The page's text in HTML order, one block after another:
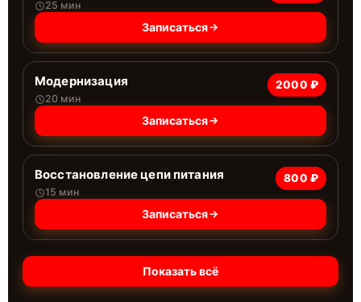
25 мин
Записаться
Модернизация
20 мин
2000 ₽
Записаться
Восстановление цепи питания
15 мин
800 ₽
Записаться
Показать всё